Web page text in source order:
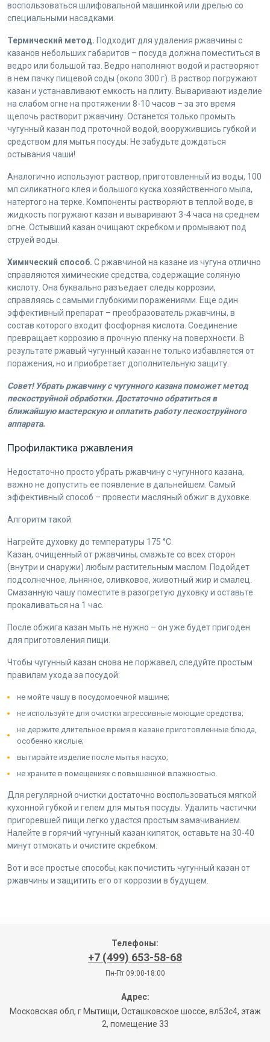
воспользоваться шлифовальной машинкой или дрелью со
специальными насадками.
Термический метод. Подходит для удаления ржавчины с
казанов небольших габаритов – посуда должна поместиться в
ведро или большой таз. Ведро наполняют водой и растворяют
в нем пачку пищевой соды (около 300 г). В раствор погружают
казан и устанавливают емкость на плиту. Вываривают изделие
на слабом огне на протяжении 8-10 часов – за это время
щелочь растворит ржавчину. Останется только промыть
чугунный казан под проточной водой, вооружившись губкой и
средством для мытья посуды. Не забудьте дождаться
остывания чаши!
Аналогично используют раствор, приготовленный из воды, 100
мл силикатного клея и большого куска хозяйственного мыла,
натертого на терке. Компоненты растворяют в теплой воде, в
жидкость погружают казан и вываривают 3-4 часа на среднем
огне. Остывший казан очищают скребком и промывают под
струей воды.
Химический способ. С ржавчиной на казане из чугуна отлично
справляются химические средства, содержащие соляную
кислоту. Она буквально разъедает следы коррозии,
справляясь с самыми глубокими поражениями. Еще один
эффективный препарат – преобразователь ржавчины, в
состав которого входит фосфорная кислота. Соединение
превращает коррозию в прочную пленку на поверхности. В
результате ржавый чугунный казан не только избавляется от
поражения, но и приобретает дополнительную защиту.
Совет! Убрать ржавчину с чугунного казана поможет метод
пескоструйной обработки. Достаточно обратиться в
ближайшую мастерскую и оплатить работу пескоструйного
аппарата.
Профилактика ржавления
Недостаточно просто убрать ржавчину с чугунного казана,
важно не допустить ее появление в дальнейшем. Самый
эффективный способ – провести масляный обжиг в духовке.
Алгоритм такой:
Нагрейте духовку до температуры 175 °С.
Казан, очищенный от ржавчины, смажьте со всех сторон
(внутри и снаружи) любым растительным маслом. Подойдет
подсолнечное, льняное, оливковое, животный жир и смалец.
Смазанную чашу поместите в разогретую духовку и оставьте
прокаливаться на 1 час.
После обжига казан мыть не нужно – он уже будет пригоден
для приготовления пищи.
Чтобы чугунный казан снова не поржавел, следуйте простым
правилам ухода за посудой:
не мойте чашу в посудомоечной машине;
не используйте для очистки агрессивные моющие средства;
не держите длительное время в казане приготовленные блюда,
особенно кислые;
вытирайте изделие после мытья насухо;
не храните в помещениях с повышенной влажностью.
Для регулярной очистки достаточно воспользоваться мягкой
кухонной губкой и гелем для мытья посуды. Удалить частички
пригоревшей пищи легко удастся простым замачиванием.
Налейте в горячий чугунный казан кипяток, оставьте на 30-40
минут отмокать и очистите скребком.
Вот и все простые способы, как почистить чугунный казан от
ржавчины и защитить его от коррозии в будущем.
Телефоны:
+7 (499) 653-58-68
Пн-Пт 09:00-18:00
Адрес:
Московская обл, г Мытищи, Осташковское шоссе, вл53с4, этаж
2, помещение 33